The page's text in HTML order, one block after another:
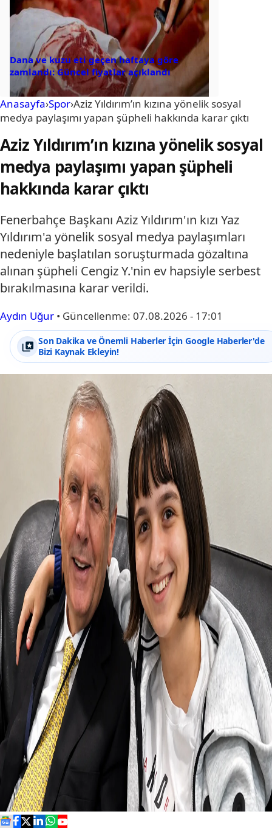
Dana ve kuzu eti geçen haftaya göre
zamlandı: Güncel fiyatlar açıklandı
Anasayfa›Spor›Aziz Yıldırım’ın kızına yönelik sosyal
medya paylaşımı yapan şüpheli hakkında karar çıktı
Aziz Yıldırım’ın kızına yönelik sosyal
medya paylaşımı yapan şüpheli
hakkında karar çıktı
Fenerbahçe Başkanı Aziz Yıldırım'ın kızı Yaz
Yıldırım'a yönelik sosyal medya paylaşımları
nedeniyle başlatılan soruşturmada gözaltına
alınan şüpheli Cengiz Y.'nin ev hapsiyle serbest
bırakılmasına karar verildi.
Aydın Uğur • Güncellenme: 07.08.2026 - 17:01
Son Dakika ve Önemli Haberler İçin Google Haberler'de
Bizi Kaynak Ekleyin!